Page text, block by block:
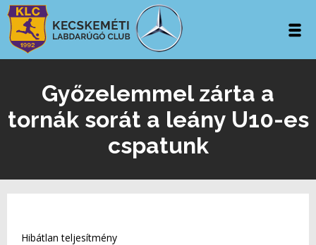
Győzelemmel zárta a
tornák sorát a leány U10-es
cspatunk
Hibátlan teljesítmény